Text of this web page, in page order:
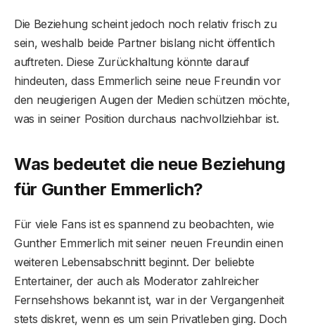
Die Beziehung scheint jedoch noch relativ frisch zu
sein, weshalb beide Partner bislang nicht öffentlich
auftreten. Diese Zurückhaltung könnte darauf
hindeuten, dass Emmerlich seine neue Freundin vor
den neugierigen Augen der Medien schützen möchte,
was in seiner Position durchaus nachvollziehbar ist.
Was bedeutet die neue Beziehung
für Gunther Emmerlich?
Für viele Fans ist es spannend zu beobachten, wie
Gunther Emmerlich mit seiner neuen Freundin einen
weiteren Lebensabschnitt beginnt. Der beliebte
Entertainer, der auch als Moderator zahlreicher
Fernsehshows bekannt ist, war in der Vergangenheit
stets diskret, wenn es um sein Privatleben ging. Doch